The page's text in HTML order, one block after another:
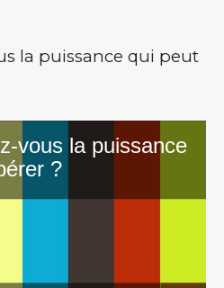
la puissance qui peut